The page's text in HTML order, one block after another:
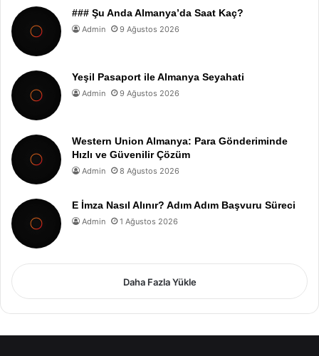
### Şu Anda Almanya’da Saat Kaç?
Admin 9 Ağustos 2026
Yeşil Pasaport ile Almanya Seyahati
Admin 9 Ağustos 2026
Western Union Almanya: Para Gönderiminde
Hızlı ve Güvenilir Çözüm
Admin 8 Ağustos 2026
E İmza Nasıl Alınır? Adım Adım Başvuru Süreci
Admin 1 Ağustos 2026
Daha Fazla Yükle